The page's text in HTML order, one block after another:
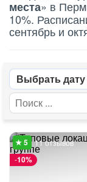
места» в
10%.
сентябрь и
Выбрать дату
-10%
11 отзывов